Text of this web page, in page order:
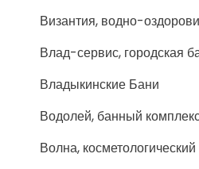
Византия, водно-
Влад-сервис, городская
Владыкинские Бани
Водолей, банный
Волна,